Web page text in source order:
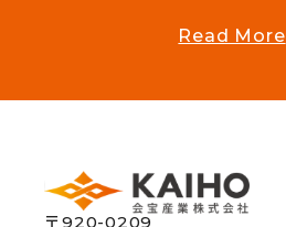
Read More
〒920-0209